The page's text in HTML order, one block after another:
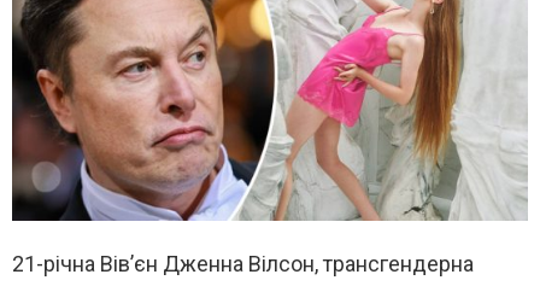
21-річна Вів’єн Дженна Вілсон, трансгендерна